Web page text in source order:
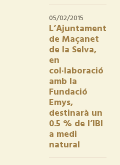
05/02/2015
L’Ajuntament
de Maçanet
de la Selva,
en
col·laboració
amb la
Fundació
Emys,
destinarà un
0.5 % de l’IBI
a medi
natural